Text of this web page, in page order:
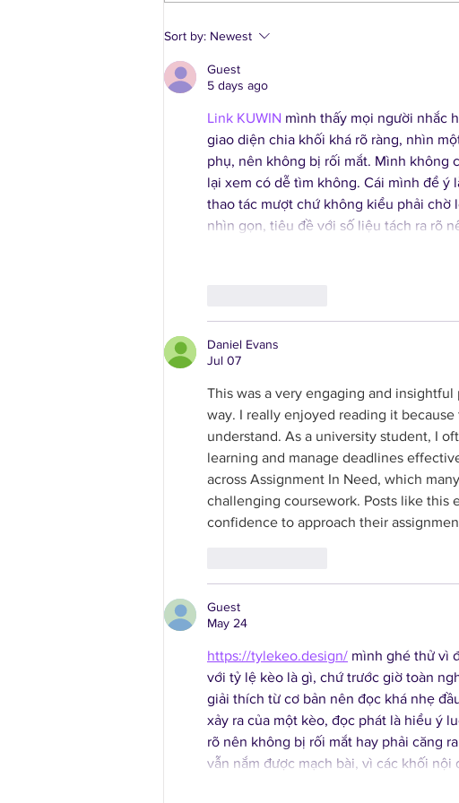
Largo Civic Association
Clean & Green at Largo
Town Center Park
Sort by: Newest
Guest
5 days ago
Link KUWIN mình thấy mọi người nhắc
giao diện chia khối khá rõ ràng, nhìn
phụ, nên không bị rối mắt. Mình không
lại xem có dễ tìm không. Cái mình để ý
thao tác mượt chứ không kiểu phải chờ
nhìn gọn, tiêu đề với số liệu tách ra rõ
Daniel Evans
Jul 07
This was a very engaging and
way. I really enjoyed reading it
understand. As a university student, I
learning and manage deadlines
across Assignment In Need, which
challenging coursework. Posts like this
confidence to approach their
Guest
May 24
https://tylekeo.design/ mình ghé thử vì
với tỷ lệ kèo là gì, chứ trước giờ toàn
giải thích từ cơ bản nên đọc khá nhẹ
xảy ra của một kèo, đọc phát là hiểu ý
rõ nên không bị rối mắt hay phải căng
vẫn nắm được mạch bài, vì các khối